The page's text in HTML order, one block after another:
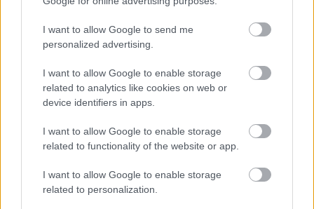
I want to allow Google to send me
personalized advertising.
I want to allow Google to enable storage
related to analytics like cookies on web or
device identifiers in apps.
I want to allow Google to enable storage
related to functionality of the website or app.
I want to allow Google to enable storage
related to personalization.
Katamaránok kavargása
A kicsi és a nagy